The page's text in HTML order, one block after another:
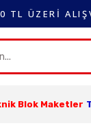
TL ÜZERİ
Blok Maketler